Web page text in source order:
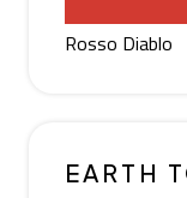
Rosso Diablo
EARTH